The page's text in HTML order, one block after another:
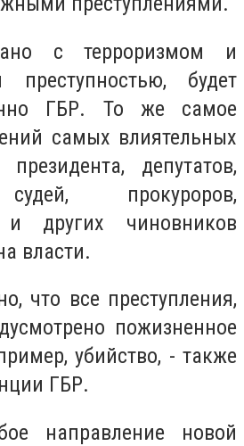
с терроризмом и
преступностью, будет
ГБР. То же самое
самых влиятельных
депутатов,
прокуроров,
и других чиновников
власти.
что все преступления,
пожизненное
убийство, - также
ГБР.
направление новой